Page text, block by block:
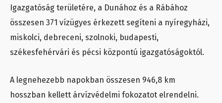
Igazgatóság területére, a Dunához és a Rábához
összesen 371 vízügyes érkezett segíteni a nyíregyházi,
miskolci, debreceni, szolnoki, budapesti,
székesfehérvári és pécsi központú igazgatóságoktól.
A legnehezebb napokban összesen 946,8 km
hosszban kellett árvízvédelmi fokozatot elrendelni.